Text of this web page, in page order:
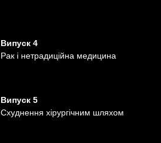
Випуск 4
Рак і нетрадиційна медицина
Випуск 5
Схуднення хірургічним шляхом